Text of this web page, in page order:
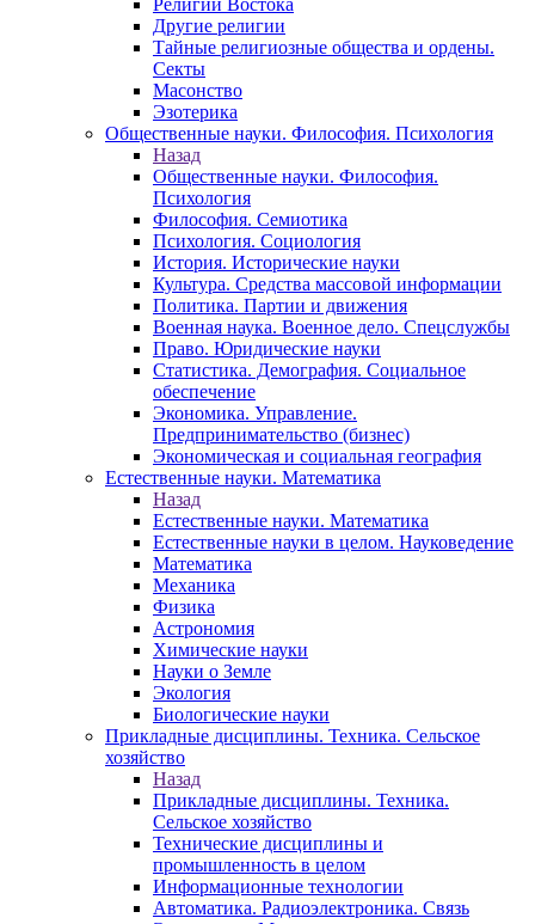
Религии Востока
Другие религии
Тайные религиозные общества и ордены.
Секты
Масонство
Эзотерика
Общественные науки. Философия. Психология
Назад
Общественные науки. Философия.
Психология
Философия. Семиотика
Психология. Социология
История. Исторические науки
Культура. Средства массовой информации
Политика. Партии и движения
Военная наука. Военное дело. Спецслужбы
Право. Юридические науки
Статистика. Демография. Социальное
обеспечение
Экономика. Управление.
Предпринимательство (бизнес)
Экономическая и социальная география
Естественные науки. Математика
Назад
Естественные науки. Математика
Естественные науки в целом. Науковедение
Математика
Механика
Физика
Астрономия
Химические науки
Науки о Земле
Экология
Биологические науки
Прикладные дисциплины. Техника. Сельское
хозяйство
Назад
Прикладные дисциплины. Техника.
Сельское хозяйство
Технические дисциплины и
промышленность в целом
Информационные технологии
Автоматика. Радиоэлектроника. Связь